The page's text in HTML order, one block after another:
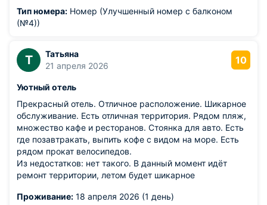
Тип номера: Номер (Улучшенный номер с балконом
(№4))
Т
Татьяна
21 апреля 2026
10
Уютный отель
Прекрасный отель. Отличное расположение. Шикарное
обслуживание. Есть отличная территория. Рядом пляж,
множество кафе и ресторанов. Стоянка для авто. Есть
где позавтракать, выпить кофе с видом на море. Есть
рядом прокат велосипедов.
Из недостатков: нет такого. В данный момент идёт
ремонт территории, летом будет шикарное
Проживание: 18 апреля 2026 (1 день)